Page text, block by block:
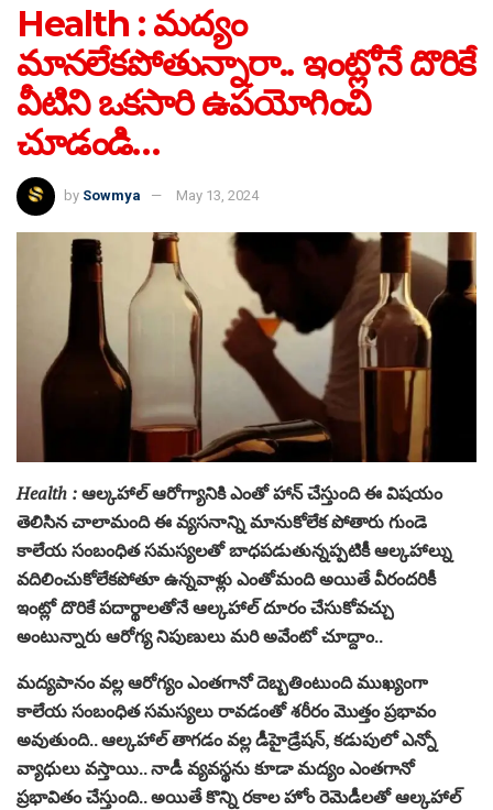
Health : మద్యం
మానలేకపోతున్నారా.. ఇంట్లోనే దొరికే
వీటిని ఒకసారి ఉపయోగించి
చూడండి…
by Sowmya May 13, 2024
Health :ఆల్కహాల్ ఆరోగ్యానికి ఎంతో హాన్ చేస్తుంది ఈ విషయం
తెలిసిన చాలామంది ఈ వ్యసనాన్ని మానుకోలేక పోతారు గుండె
కాలేయ సంబంధిత సమస్యలతో బాధపడుతున్నప్పటికీ ఆల్కహాల్ను
వదిలించుకోలేకపోతూ ఉన్నవాళ్లు ఎంతోమంది అయితే వీరందరికీ
ఇంట్లో దొరికే పదార్థాలతోనే ఆల్కహాల్ దూరం చేసుకోవచ్చు
అంటున్నారు ఆరోగ్య నిపుణులు మరి అవేంటో చూద్దాం..
మద్యపానం వల్ల ఆరోగ్యం ఎంతగానో దెబ్బతింటుంది ముఖ్యంగా
కాలేయ సంబంధిత సమస్యలు రావడంతో శరీరం మొత్తం ప్రభావం
అవుతుంది.. ఆల్కహాల్ తాగడం వల్ల డీహైడ్రేషన్, కడుపులో ఎన్నో
వ్యాధులు వస్తాయి.. నాడీ వ్యవస్థను కూడా మద్యం ఎంతగానో
ప్రభావితం చేస్తుంది.. అయితే కొన్ని రకాల హోం రెమెడీలతో ఆల్కహాల్